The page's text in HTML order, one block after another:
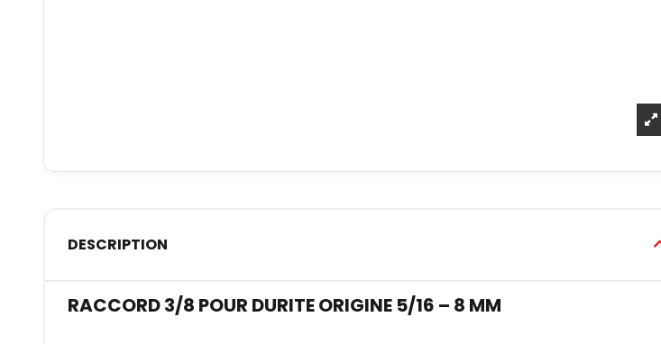
DESCRIPTION
RACCORD 3/8 POUR DURITE ORIGINE 5/16 – 8 MM